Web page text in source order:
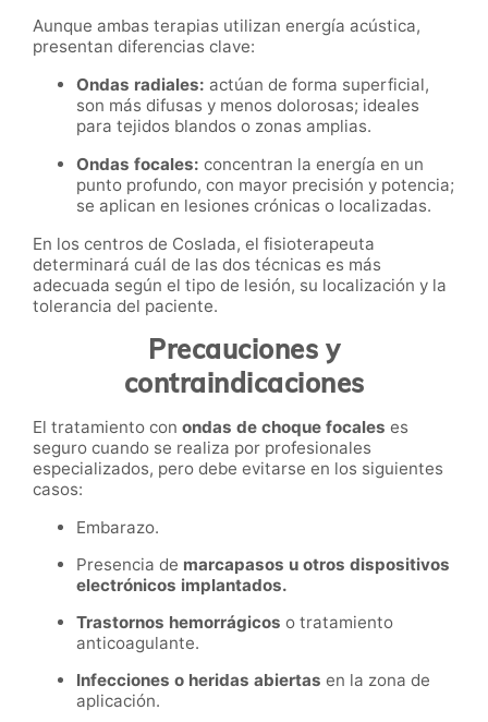
Aunque ambas terapias utilizan energía acústica,
presentan diferencias clave:
Ondas radiales: actúan de forma superficial,
son más difusas y menos dolorosas; ideales
para tejidos blandos o zonas amplias.
Ondas focales: concentran la energía en un
punto profundo, con mayor precisión y potencia;
se aplican en lesiones crónicas o localizadas.
En los centros de Coslada, el fisioterapeuta
determinará cuál de las dos técnicas es más
adecuada según el tipo de lesión, su localización y la
tolerancia del paciente.
Precauciones y
contraindicaciones
El tratamiento con ondas de choque focales es
seguro cuando se realiza por profesionales
especializados, pero debe evitarse en los siguientes
casos:
Embarazo.
Presencia de marcapasos u otros dispositivos
electrónicos implantados.
Trastornos hemorrágicos o tratamiento
anticoagulante.
Infecciones o heridas abiertas en la zona de
aplicación.